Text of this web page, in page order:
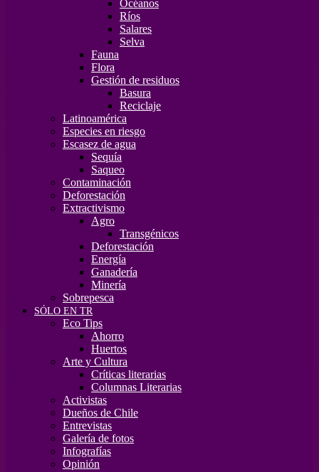
Océanos
Ríos
Salares
Selva
Fauna
Flora
Gestión de residuos
Basura
Reciclaje
Latinoamérica
Especies en riesgo
Escasez de agua
Sequía
Saqueo
Contaminación
Deforestación
Extractivismo
Agro
Transgénicos
Deforestación
Energía
Ganadería
Minería
Sobrepesca
SÓLO EN TR
Eco Tips
Ahorro
Huertos
Arte y Cultura
Críticas literarias
Columnas Literarias
Activistas
Dueños de Chile
Entrevistas
Galería de fotos
Infografías
Opinión